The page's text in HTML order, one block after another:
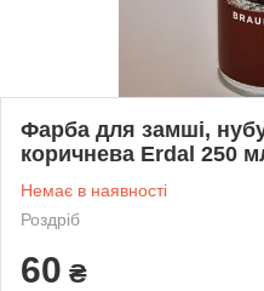
Фарба для замші,
коричнева Erdal 250
Немає в наявності
Роздріб
60 ₴